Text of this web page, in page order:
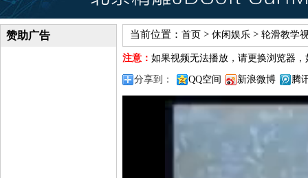
赞助广告 当前位置： 首页 > 休闲娱乐 > 轮滑教学
注意： 如果视频无法播放，请更换浏览器，
分享到： QQ空间 新浪微博 腾